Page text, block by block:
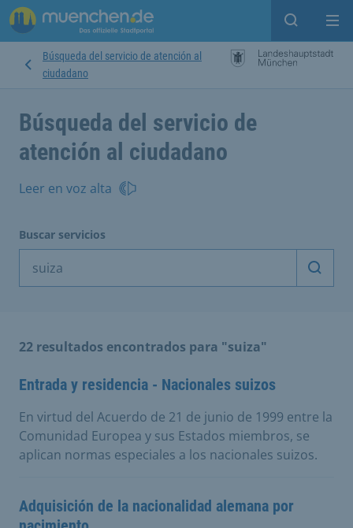
Open
Búsqueda del servicio de atención al
ciudadano
Búsqueda del servicio de
atención al ciudadano
Leer en voz alta
Buscar servicios
22 resultados encontrados para "suiza"
Entrada y residencia - Nacionales suizos
En virtud del Acuerdo de 21 de junio de 1999 entre la
Comunidad Europea y sus Estados miembros, se
aplican normas especiales a los nacionales suizos.
Adquisición de la nacionalidad alemana por